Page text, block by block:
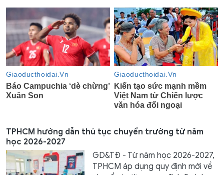
TPHCM hướng dẫn thủ tục chuyển trường từ năm
học 2026-2027
GD&TĐ - Từ năm học 2026-2027,
TPHCM áp dụng quy định mới về